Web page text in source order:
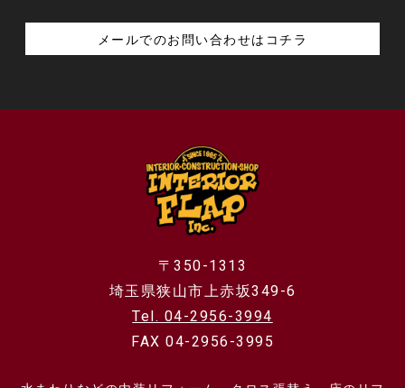
メールでのお問い合わせはコチラ
〒350-1313
埼玉県狭山市上赤坂349-6
Tel. 04-2956-3994
FAX 04-2956-3995